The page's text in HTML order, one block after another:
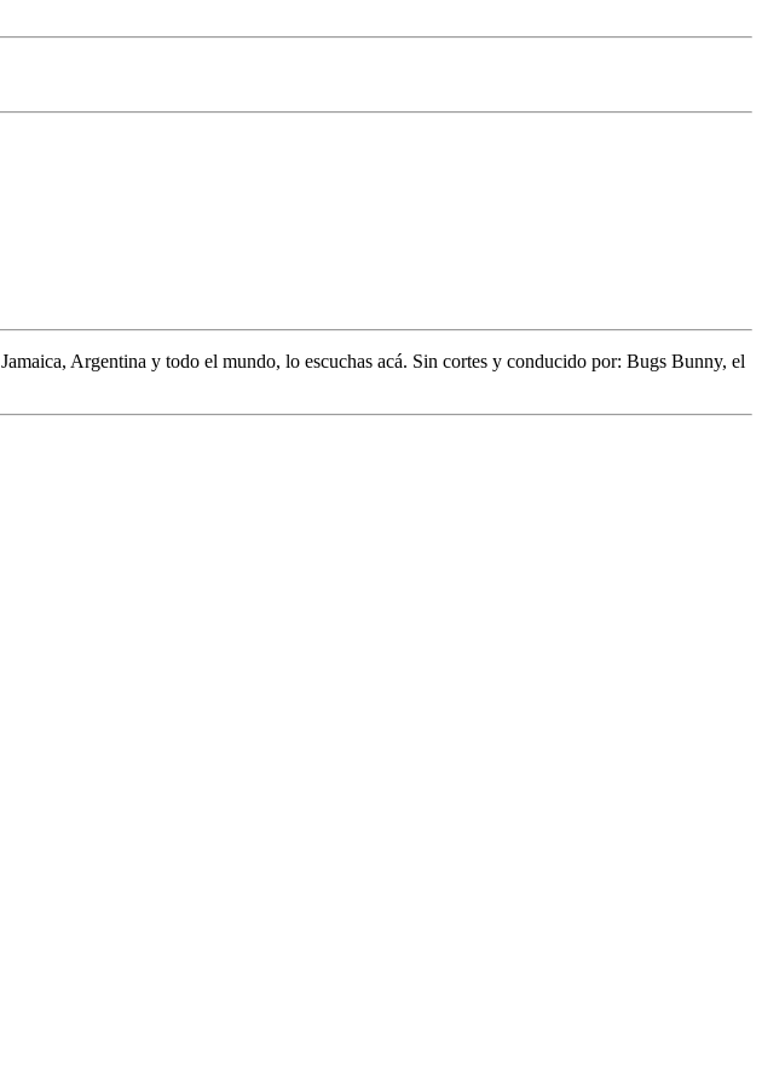
Jamaica, Argentina y todo el mundo, lo escuchas acá. Sin cortes y conducido por: Bugs Bunny, el